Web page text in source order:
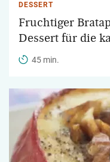
DESSERT
Fruchtiger
Dessert für die
45 min.